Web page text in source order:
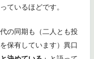
ているほどです。
の同期も（二人とも投
保有しています）異口